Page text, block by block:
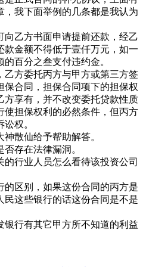
我下面举例的几条都是我认为
乙方书面申请提前还款，经乙
金额不得低于壹仟万元，如一
百分之叁支付违约金。
乙方委托丙方与甲方或第三方签
合同，担保合同项下的担保权
方享有，并不改变委托贷款性质
使担保权利的必然条件，但丙方
权。
散仙给予帮助解答。
存在法律漏洞。
行业人员怎么看待该投资公司
的区别，如果这份合同的丙方是
这些银行的话这份合同是不是
银行有其它甲方所不知道的利益